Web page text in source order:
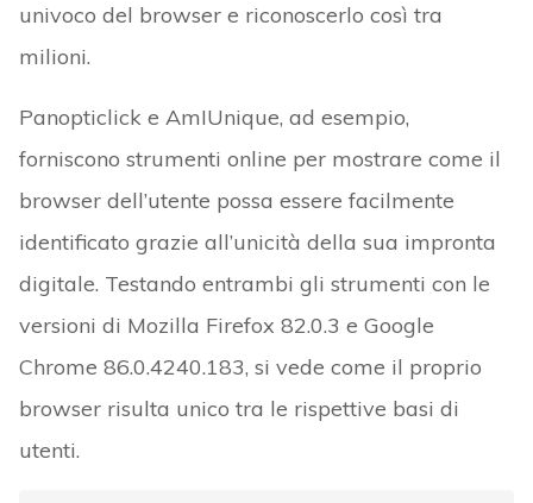
univoco del browser e riconoscerlo così tra
milioni.
Panopticlick e AmIUnique, ad esempio,
forniscono strumenti online per mostrare come il
browser dell’utente possa essere facilmente
identificato grazie all’unicità della sua impronta
digitale. Testando entrambi gli strumenti con le
versioni di Mozilla Firefox 82.0.3 e Google
Chrome 86.0.4240.183, si vede come il proprio
browser risulta unico tra le rispettive basi di
utenti.